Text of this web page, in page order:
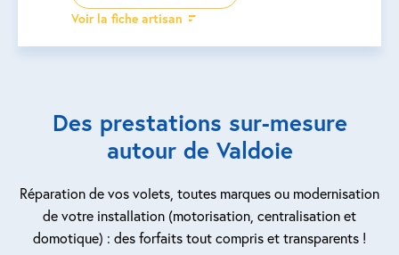
Voir la fiche artisan
Des prestations sur-mesure
autour de Valdoie
Réparation de vos volets, toutes marques ou modernisation
de votre installation (motorisation, centralisation et
domotique) : des forfaits tout compris et transparents !